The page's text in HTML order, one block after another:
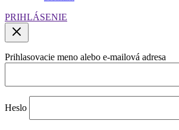
PRIHLÁSENIE
Prihlasovacie meno alebo e-mailová adresa
Heslo